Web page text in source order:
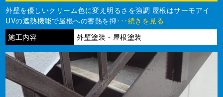
外壁を優しいクリーム色に変え明るさを強調 屋根はサーモアイ
UVの遮熱機能で屋根への蓄熱を抑･･･続きを見る
施工内容
外壁塗装・屋根塗装